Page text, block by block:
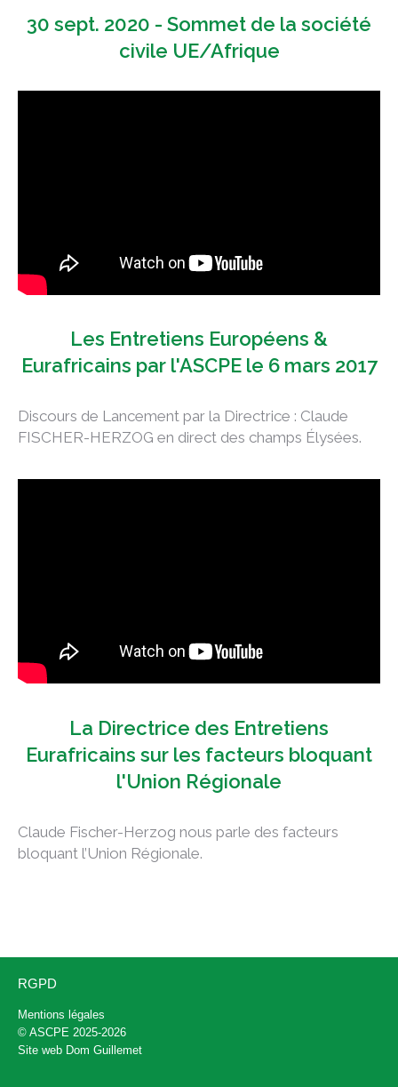
30 sept. 2020 - Sommet de la société
civile UE/Afrique
Les Entretiens Européens &
Eurafricains par l'ASCPE le 6 mars 2017
Discours de Lancement par la Directrice : Claude
FISCHER-HERZOG en direct des champs Élysées.
La Directrice des Entretiens
Eurafricains sur les facteurs bloquant
l'Union Régionale
Claude Fischer-Herzog nous parle des facteurs
bloquant l’Union Régionale.
RGPD
Mentions légales
© ASCPE 2025-2026
Site web Dom Guillemet